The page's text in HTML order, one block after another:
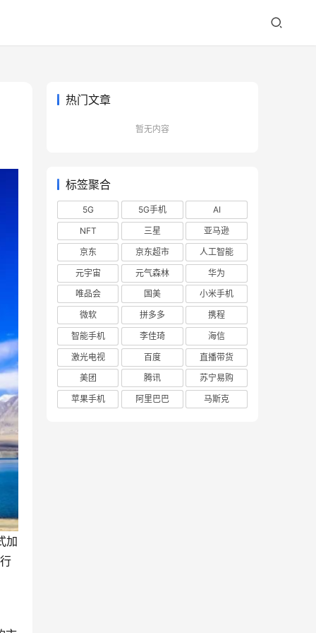
加
热门文章
暂无内容
标签聚合
5G 5G手机
AI
NFT
三星
亚马逊
京东
京东超市
人工智能
元宇宙
元气森林
华为
唯品会
国美
小米手机
微软
拼多多
携程
智能手机
李佳琦
海信
激光电视
百度
直播带货
美团
腾讯
苏宁易购
苹果手机
阿里巴巴 马斯克